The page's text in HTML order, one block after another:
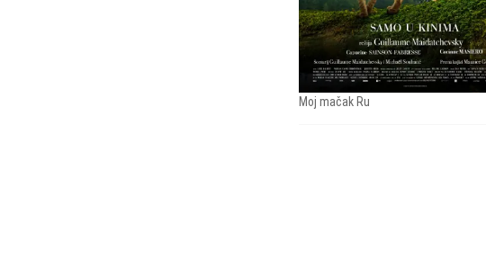
Moj mačak Ru